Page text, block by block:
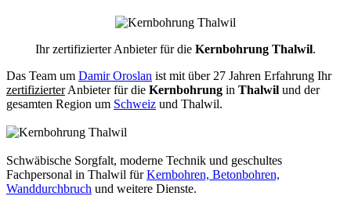
Ihr zertifizierter Anbieter für die Kernbohrung Thalwil.
Das Team um Damir Oroslan ist mit über 27 Jahren Erfahrung Ihr
zertifizierterAnbieter für die Kernbohrung in Thalwil und der
gesamten Region um Schweiz und Thalwil.
Schwäbische Sorgfalt, moderne Technik und geschultes
Fachpersonal in Thalwil fürKernbohren, Betonbohren,
Wanddurchbruch und weitere Dienste.